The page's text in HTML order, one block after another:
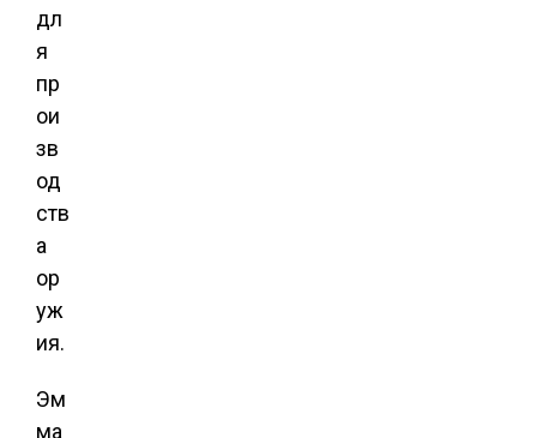
дл
я
пр
ои
зв
од
ств
а
ор
уж
ия.
Эм
ма